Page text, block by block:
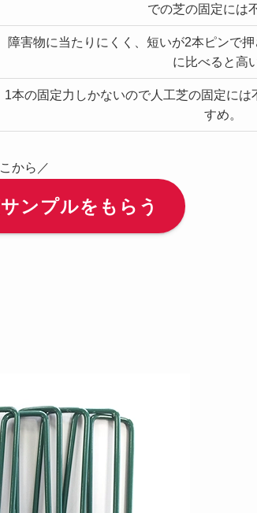
での芝の固定には
障害物に当たりにくく、短いが2本ピンで
に比べると高
1本の固定力しかないので人工芝の固定に
すめ。
から／
ンプルをもらう